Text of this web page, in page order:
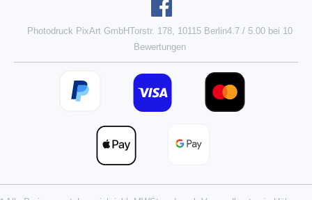
Photodruck PixArt GmbHTorstr. 178, 10115 Berlin4.7/ 5.00bei 10
Bewertungen